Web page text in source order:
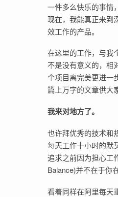
一件多么快乐的事情
现在，我能真正来到
效工作的产品。
在这里的工作，与我
不是没有意义的，相
个项目离完美更进一
篇上万字的文章供大
我来对地方了。
也许拜优秀的技术和
每天工作十小时的默
追求之前因为担心工
Balance)并不在于你
看着同样在阿里每天